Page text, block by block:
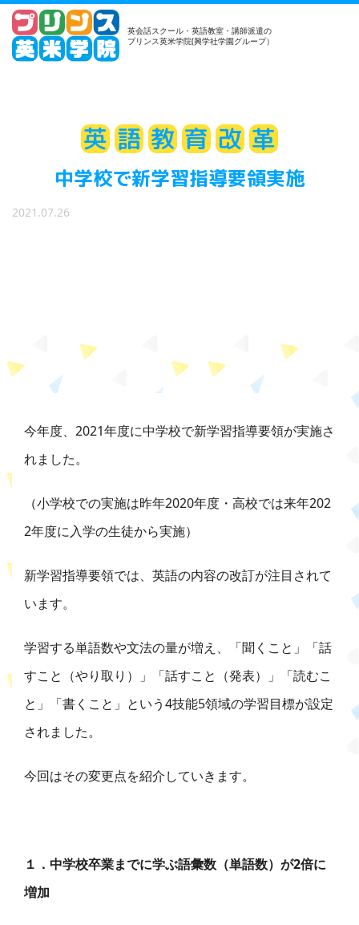
英会話スクール・英語教室・講師派遣の
プリンス英米学院(興学社学園グループ）
英 語 教 育 改 革
中学校で新学習指導要領実施
2021.07.26
今年度、2021年度に中学校で新学習指導要領が実施さ
れました。
（小学校での実施は昨年2020年度・高校では来年202
2年度に入学の生徒から実施）
新学習指導要領では、英語の内容の改訂が注目されて
います。
学習する単語数や文法の量が増え、「聞くこと」「話
すこと（やり取り）」「話すこと（発表）」「読むこ
と」「書くこと」という4技能5領域の学習目標が設定
されました。
今回はその変更点を紹介していきます。
１．中学校卒業までに学ぶ語彙数（単語数）が2倍に
増加